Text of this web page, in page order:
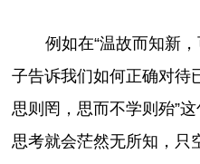
例如在“温故而知新
子告诉我们如何正确对待
思则罔，思而不学则殆”
思考就会茫然无所知，只